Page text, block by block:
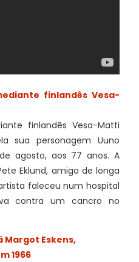
finlandês Vesa-
finlandês Vesa-Matti
sua personagem Uuno
agosto, aos 77 anos. A
Eklund, amigo de longa
faleceu num hospital
contra um cancro no
Margot Eskens,
1966